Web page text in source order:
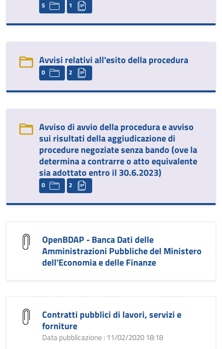
5 1
Avvisi relativi all'esito della procedura
0 2
Avviso di avvio della procedura e avviso
sui risultati della aggiudicazione di
procedure negoziate senza bando (ove la
determina a contrarre o atto equivalente
sia adottato entro il 30.6.2023)
0 2
OpenBDAP - Banca Dati delle
Amministrazioni Pubbliche del Ministero
dell'Economia e delle Finanze
Contratti pubblici di lavori, servizi e
forniture
Data pubblicazione : 11/02/2020 18:18